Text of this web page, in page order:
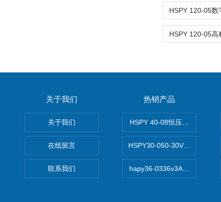
关于我们
关于我们
在线留言
联系我们
热销产品
HSPY 40-08恒压恒流恒功率
HSPY30-050-30V/-05A可调
hapy36-0336v3A高精度小型